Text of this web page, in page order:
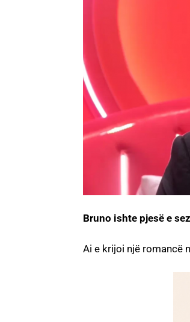
Bruno ishte pjesë e
Ai e krijoi një romancë